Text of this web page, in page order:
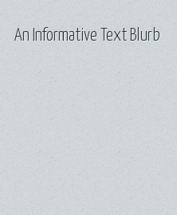
An Informative Text Blurb